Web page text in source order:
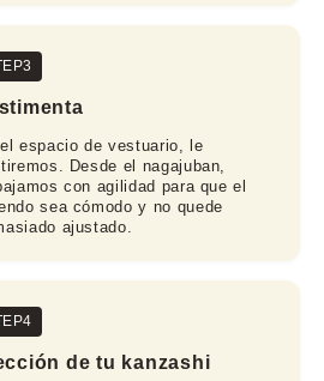
espacio de vestuario, le
Desde el nagajuban,
con agilidad para que el
sea cómodo y no quede
ajustado.
de tu kanzashi